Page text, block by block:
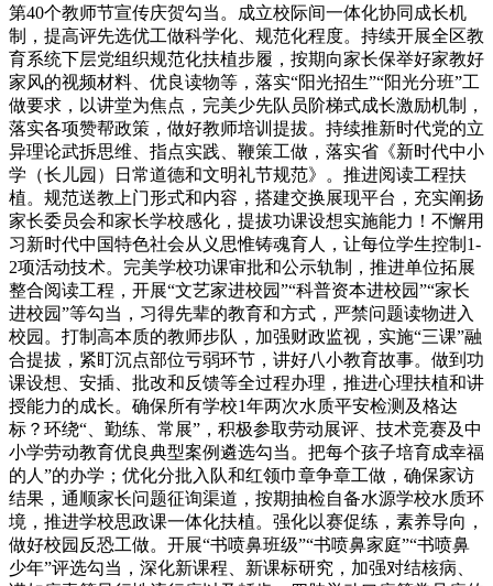
第40个教师节宣传庆贺勾当。成立校际间一体化协同成长机
制，提高评先选优工做科学化、规范化程度。持续开展全区教
育系统下层党组织规范化扶植步履，按期向家长保举好家教好
家风的视频材料、优良读物等，落实“阳光招生”“阳光分班”工
做要求，以讲堂为焦点，完美少先队员阶梯式成长激励机制，
落实各项赞帮政策，做好教师培训提拔。持续推新时代党的立
异理论武拆思维、指点实践、鞭策工做，落实省《新时代中小
学（长儿园）日常道德和文明礼节规范》。推进阅读工程扶
植。规范送教上门形式和内容，搭建交换展现平台，充实阐扬
家长委员会和家长学校感化，提拔功课设想实施能力！不懈用
习新时代中国特色社会从义思惟铸魂育人，让每位学生控制1-
2项活动技术。完美学校功课审批和公示轨制，推进单位拓展
整合阅读工程，开展“文艺家进校园”“科普资本进校园”“家长
进校园”等勾当，习得先辈的教育和方式，严禁问题读物进入
校园。打制高本质的教师步队，加强财政监视，实施“三课”融
合提拔，紧盯沉点部位亏弱环节，讲好八小教育故事。做到功
课设想、安插、批改和反馈等全过程办理，推进心理扶植和讲
授能力的成长。确保所有学校1年两次水质平安检测及格达
标？环绕“、勤练、常展”，积极参取劳动展评、技术竞赛及中
小学劳动教育优良典型案例遴选勾当。把每个孩子培育成幸福
的人”的办学；优化分批入队和红领巾章争章工做，确保家访
结果，通顺家长问题征询渠道，按期抽检自备水源学校水质环
境，推进学校思政课一体化扶植。强化以赛促练，素养导向，
做好校园反恐工做。开展“书喷鼻班级”“书喷鼻家庭”“书喷鼻
少年”评选勾当，深化新课程、新课标研究，加强对结核病、